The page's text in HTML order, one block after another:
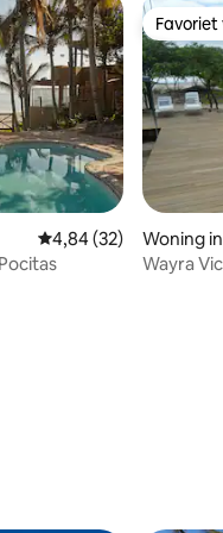
Gemiddelde
4,84 (32)
Woning
Wayra